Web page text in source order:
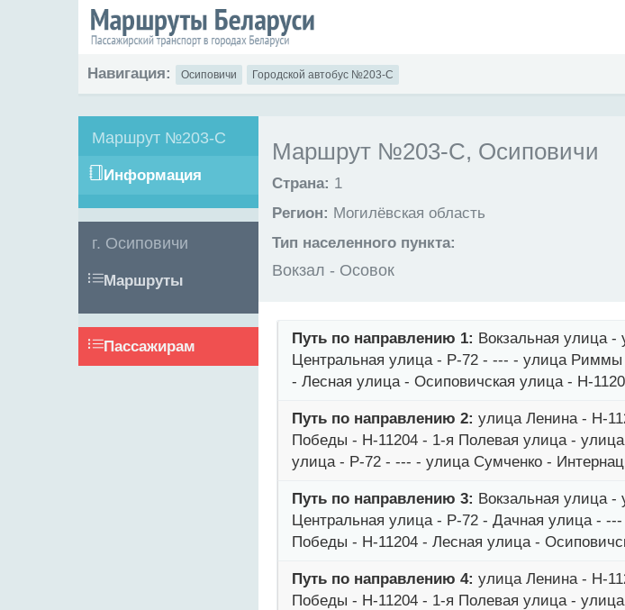
Навигация: Осиповичи Городской автобус №203-С
Маршрут №203-С
Информация
г. Осиповичи
Маршруты
Пассажирам
Маршрут №203-С, Осиповичи
Страна: 1
Регион: Могилёвская область
Тип населенного пункта:
Вокзал - Осовок
Путь по направлению 1: Вокзальная улица
Центральная улица - Р-72 - --- - улица
- Лесная улица - Осиповичская улица - Н-
Путь по направлению 2: улица Ленина - Н-
Победы - Н-11204 - 1-я Полевая улица -
улица - Р-72 - --- - улица Сумченко -
Путь по направлению 3: Вокзальная улица
Центральная улица - Р-72 - Дачная улица -
Победы - Н-11204 - Лесная улица -
Путь по направлению 4: улица Ленина - Н-
Победы - Н-11204 - 1-я Полевая улица -